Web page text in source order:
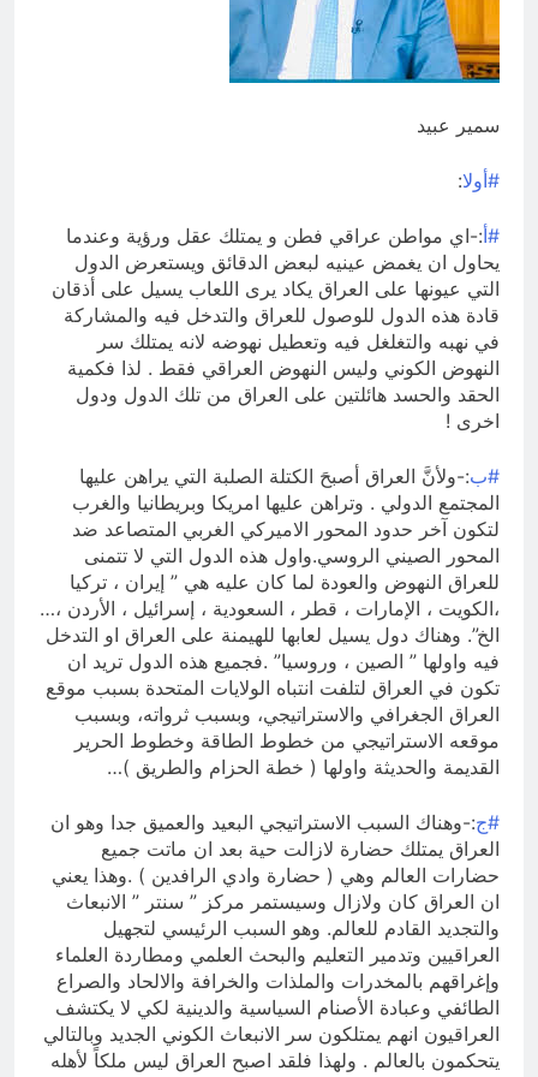
الكاتبان باقر الزبيدي ورياض سعد يحذران
سمير عبيد
#أولا:
#أ:-اي مواطن عراقي فطن و يمتلك عقل ورؤية وعندما
يحاول ان يغمض عينيه لبعض الدقائق ويستعرض الدول
التي عيونها على العراق يكاد يرى اللعاب يسيل على أذقان
قادة هذه الدول للوصول للعراق والتدخل فيه والمشاركة
في نهبه والتغلغل فيه وتعطيل نهوضه لانه يمتلك سر
النهوض الكوني وليس النهوض العراقي فقط . لذا فكمية
الحقد والحسد هائلتين على العراق من تلك الدول ودول
اخرى !
#ب:-ولأنَّ العراق أصبحَ الكتلة الصلبة التي يراهن عليها
المجتمع الدولي . وتراهن عليها امريكا وبريطانيا والغرب
لتكون آخر حدود المحور الاميركي الغربي المتصاعد ضد
المحور الصيني الروسي.واول هذه الدول التي لا تتمنى
للعراق النهوض والعودة لما كان عليه هي ” إيران ، تركيا
،الكويت ، الإمارات ، قطر ، السعودية ، إسرائيل ، الأردن ،…
الخ”. وهناك دول يسيل لعابها للهيمنة على العراق او التدخل
فيه واولها ” الصين ، وروسيا” .فجميع هذه الدول تريد ان
تكون في العراق لتلفت انتباه الولايات المتحدة بسبب موقع
العراق الجغرافي والاستراتيجي، وبسبب ثرواته، وبسبب
موقعه الاستراتيجي من خطوط الطاقة وخطوط الحرير
القديمة والحديثة واولها ( خطة الحزام والطريق )…
#ج:-وهناك السبب الاستراتيجي البعيد والعميق جدا وهو ان
العراق يمتلك حضارة لازالت حية بعد ان ماتت جميع
حضارات العالم وهي ( حضارة وادي الرافدين ) .وهذا يعني
ان العراق كان ولازال وسيستمر مركز ” سنتر ” الانبعاث
والتجديد القادم للعالم. وهو السبب الرئيسي لتجهيل
العراقيين وتدمير التعليم والبحث العلمي ومطاردة العلماء
وإغراقهم بالمخدرات والملذات والخرافة والالحاد والصراع
الطائفي وعبادة الأصنام السياسية والدينية لكي لا يكتشف
العراقيون انهم يمتلكون سر الانبعاث الكوني الجديد وبالتالي
يتحكمون بالعالم . ولهذا فلقد اصبح العراق ليس ملكاً لأهله